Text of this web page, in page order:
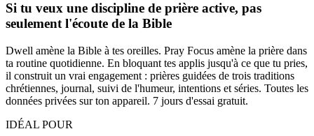
Si tu veux une discipline de prière active, pas
seulement l'écoute de la Bible
Dwell amène la Bible à tes oreilles. Pray Focus amène la prière dans
ta routine quotidienne. En bloquant tes applis jusqu'à ce que tu pries,
il construit un vrai engagement : prières guidées de trois traditions
chrétiennes, journal, suivi de l'humeur, intentions et séries. Toutes les
données privées sur ton appareil. 7 jours d'essai gratuit.
IDÉAL POUR